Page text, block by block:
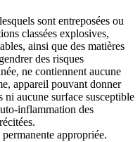
sont entreposées ou
classées explosives,
ainsi que des matières
des risques
ne contiennent aucune
appareil pouvant donner
aucune surface susceptible
inflammation des
appropriée.